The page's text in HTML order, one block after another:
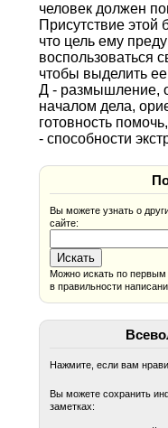
человек должен
Присутствие этой
что цель ему
воспользоваться
чтобы выделить
Д - размышление,
началом дела,
готовность
- способности
Вы можете узнать о
сайте:
Можно искать по
в правильности
Нажмите, если вам
Вы можете сохранить
заметках: